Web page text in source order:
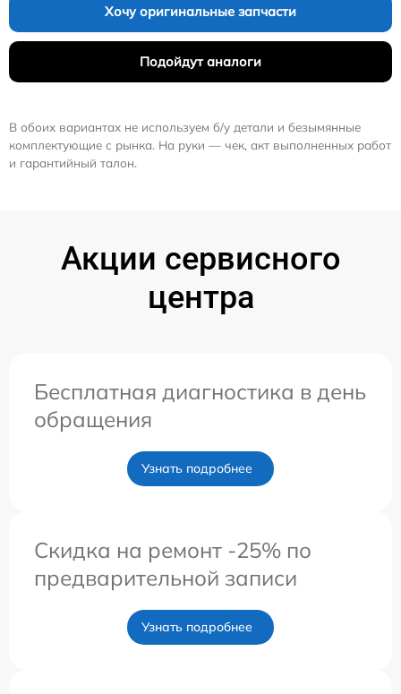
Хочу оригинальные запчасти
Подойдут аналоги
В обоих вариантах не используем б/у детали и безымянные
комплектующие с рынка. На руки — чек, акт выполненных работ
и гарантийный талон.
Акции сервисного
центра
Бесплатная диагностика в день
обращения
Узнать подробнее
Скидка на ремонт -25% по
предварительной записи
Узнать подробнее